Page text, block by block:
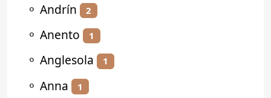
⚬ Andrín 2
⚬ Anento 1
⚬ Anglesola 1
⚬ Anna 1